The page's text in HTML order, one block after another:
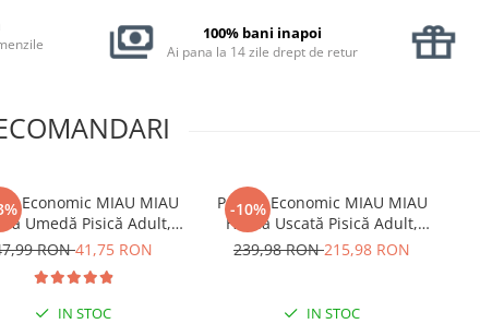
100% bani inapoi
Ai pana la 14 zile drept de retur
Economic MIAU MIAU
Umedă Pisică Adult,
Pui în sos, 24x100g
RON41,75 RON
IN STOC
-10%
Pachet Economic MIAU MIAU
Hrană Uscată Pisică Adult,
Vită, 2x10kg
239,98 RON215,98 RON
IN STOC